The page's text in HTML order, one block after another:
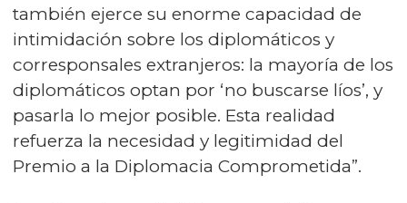
también ejerce su enorme capacidad de
intimidación sobre los diplomáticos y
corresponsales extranjeros: la mayoría de los
diplomáticos optan por ‘no buscarse líos’, y
pasarla lo mejor posible. Esta realidad
refuerza la necesidad y legitimidad del
Premio a la Diplomacia Comprometida”.